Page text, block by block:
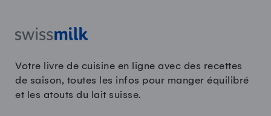
Votre livre de cuisine en ligne avec des recettes
de saison, toutes les infos pour manger équilibré
et les atouts du lait suisse.